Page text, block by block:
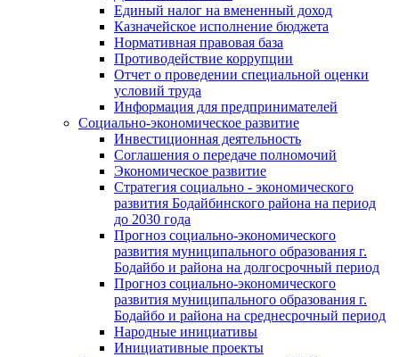
Единый налог на вмененный доход
Казначейское исполнение бюджета
Нормативная правовая база
Противодействие коррупции
Отчет о проведении специальной оценки
условий труда
Информация для предпринимателей
Социально-экономическое развитие
Инвестиционная деятельность
Соглашения о передаче полномочий
Экономическое развитие
Стратегия социально - экономического
развития Бодайбинского района на период
до 2030 года
Прогноз социально-экономического
развития муниципального образования г.
Бодайбо и района на долгосрочный период
Прогноз социально-экономического
развития муниципального образования г.
Бодайбо и района на среднесрочный период
Народные инициативы
Инициативные проекты